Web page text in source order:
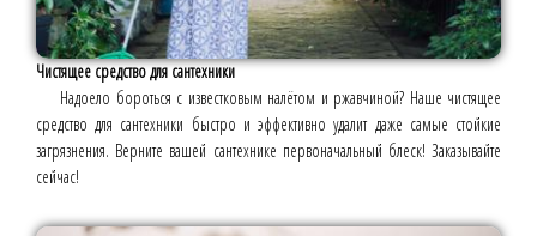
Чистящее средство для сантехники
Надоело бороться с известковым налётом и ржавчиной? Наше чистящее
средство для сантехники быстро и эффективно удалит даже самые стойкие
загрязнения. Верните вашей сантехнике первоначальный блеск! Заказывайте
сейчас!